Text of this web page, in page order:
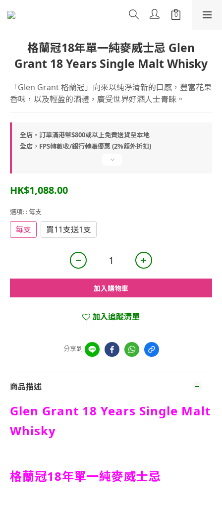
格蘭冠18年單一純麥威士忌 Glen
Grant 18 Years Single Malt Whisky
「Glen Grant 格蘭冠」向來以純淨清新的口感，豐富花果
香味，以及輕盈的酒體，廣受世界好酒人士青睞。
全店，訂單滿港幣$800或以上免費送貨至本地
全店，FPS轉數收/銀行轉賬優惠 (2%額外折扣)
HK$1,088.00
選項: : 每支
每支 買11支送1支
加入購物車
加入追蹤清單
分享到
商品描述
Glen Grant 18 Years Single Malt
Whisky
格蘭冠18年單一純麥威士忌